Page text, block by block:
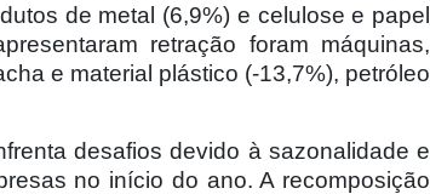
de metal (6,9%) e celulose e papel
retração foram máquinas,
e material plástico (-13,7%), petróleo
desafios devido à sazonalidade e
no início do ano. A recomposição